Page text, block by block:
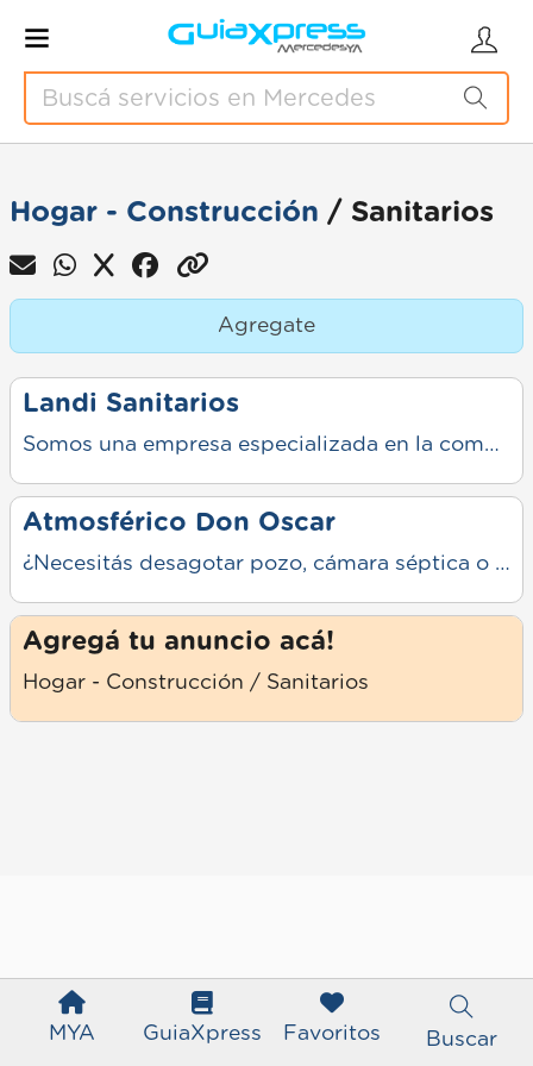
MYA GuiaXpress Favoritos Buscar
Hogar - Construcción / Sanitarios
Agregate
Landi Sanitarios
Somos una empresa especializada en la comercialización de sanitarios, griferías y soluciones para el baño y la cocina. Nos define la seriedad en la selección de nuestro catálogo, trabajando exclusivamente con marcas líderes que garantizan durabilidad y tecnología en cada pieza.
Atmosférico Don Oscar
¿Necesitás desagotar pozo, cámara séptica o destapar cañerías? Trabajamos rápido, prolijo y con responsabilidad con nuestro servicio de camión atmosférico. - Desagote de pozos. - Limpieza de cámaras sépticas. - Servicio en Mercedes y la zona. - Respuesta rápida. Consultanos sin compromiso ¡Solución inmediata a tu problema!
Agregá tu anuncio acá!
Hogar - Construcción / Sanitarios